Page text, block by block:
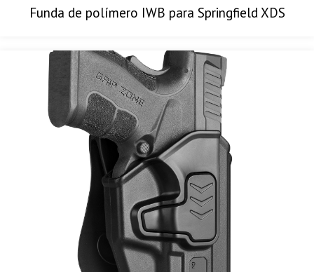
Funda de polímero IWB para Springfield XDS